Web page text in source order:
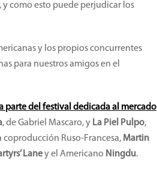
como esto puede perjudicar los
y los propios concurrentes
para nuestros amigos en el
parte del festival dedicada al mercado
, de Gabriel Mascaro, y La Piel Pulpo,
coproducción Ruso-Francesa, Martin
Laney el Americano Ningdu.